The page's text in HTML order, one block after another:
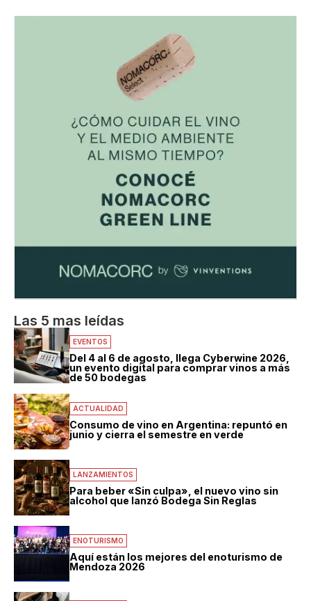
Las 5 mas leídas
EVENTOS
Del 4 al 6 de agosto, llega Cyberwine 2026,
un evento digital para comprar vinos a más
de 50 bodegas
ACTUALIDAD
Consumo de vino en Argentina: repuntó en
junio y cierra el semestre en verde
LANZAMIENTOS
Para beber «Sin culpa», el nuevo vino sin
alcohol que lanzó Bodega Sin Reglas
ENOTURISMO
Aquí están los mejores del enoturismo de
Mendoza 2026